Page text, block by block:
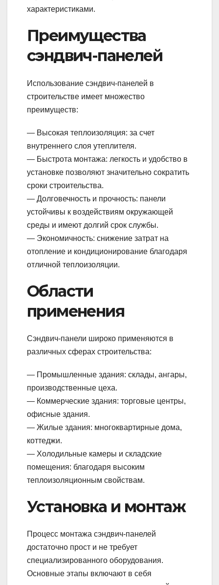
характеристиками.
Преимущества
сэндвич-панелей
Использование сэндвич-панелей в
строительстве имеет множество
преимуществ:
— Высокая теплоизоляция: за счет
внутреннего слоя утеплителя.
— Быстрота монтажа: легкость и удобство в
установке позволяют значительно сократить
сроки строительства.
— Долговечность и прочность: панели
устойчивы к воздействиям окружающей
среды и имеют долгий срок службы.
— Экономичность: снижение затрат на
отопление и кондиционирование благодаря
отличной теплоизоляции.
Области
применения
Сэндвич-панели широко применяются в
различных сферах строительства:
— Промышленные здания: склады, ангары,
производственные цеха.
— Коммерческие здания: торговые центры,
офисные здания.
— Жилые здания: многоквартирные дома,
коттеджи.
— Холодильные камеры и складские
помещения: благодаря высоким
теплоизоляционным свойствам.
Установка и монтаж
Процесс монтажа сэндвич-панелей
достаточно прост и не требует
специализированного оборудования.
Основные этапы включают в себя